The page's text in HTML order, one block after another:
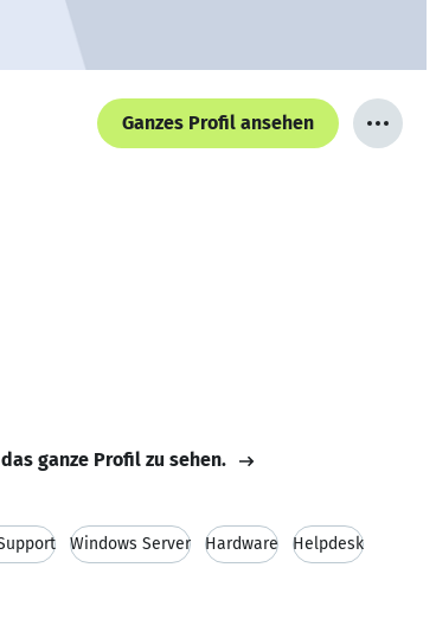
Ganzes Profil ansehen
ganze Profil zu sehen.
Windows Server Hardware Helpdesk